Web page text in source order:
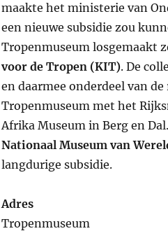
maakte het ministerie van
een nieuwe subsidie zou
Tropenmuseum losgemaakt
voor de Tropen (KIT). De
en daarmee onderdeel van
Tropenmuseum met het
Afrika Museum in Berg en
Nationaal Museum van
langdurige subsidie.
Adres
Tropenmuseum